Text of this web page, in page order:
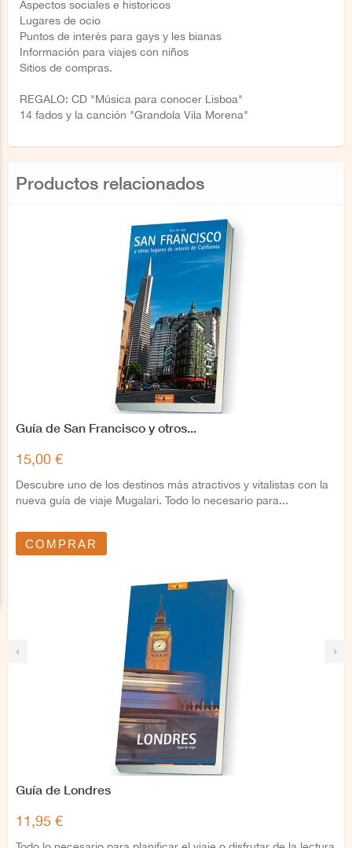
Aspectos sociales e historicos
Lugares de ocio
Puntos de interés para gays y les bianas
Información para viajes con niños
Sitios de compras.
REGALO: CD "Música para conocer Lisboa"
14 fados y la canción "Grandola Vila Morena"
Productos relacionados
‹ ›
Guía de San Francisco y otros...
15,00 €
Descubre uno de los destinos más atractivos y vitalistas con la
nueva guía de viaje Mugalari. Todo lo necesario para...
COMPRAR
Guía de Londres
11,95 €